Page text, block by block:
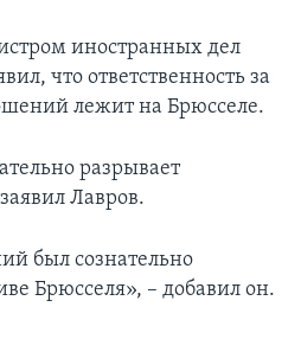
иностранных дел
что ответственность за
лежит на Брюсселе.
разрывает
Лавров.
был сознательно
Брюсселя», – добавил он.